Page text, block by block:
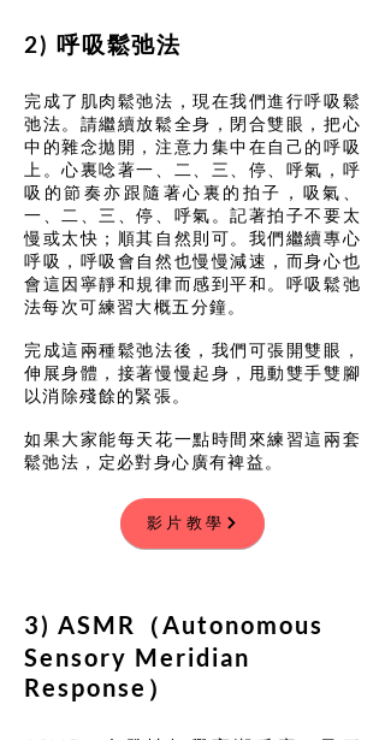
2) 呼吸鬆弛法
完成了肌肉鬆弛法，現在我們進行呼吸鬆
弛法。請繼續放鬆全身，閉合雙眼，把心
中的雜念拋開，注意力集中在自己的呼吸
上。心裏唸著一、二、三、停、呼氣，呼
吸的節奏亦跟隨著心裏的拍子，吸氣、
一、二、三、停、呼氣。記著拍子不要太
慢或太快；順其自然則可。我們繼續專心
呼吸，呼吸會自然也慢慢減速，而身心也
會這因寧靜和規律而感到平和。呼吸鬆弛
法每次可練習大概五分鐘。
完成這兩種鬆弛法後，我們可張開雙眼，
伸展身體，接著慢慢起身，甩動雙手雙腳
以消除殘餘的緊張。
如果大家能每天花一點時間來練習這兩套
鬆弛法，定必對身心廣有裨益。
影片教學
3) ASMR（Autonomous
Sensory Meridian
Response）